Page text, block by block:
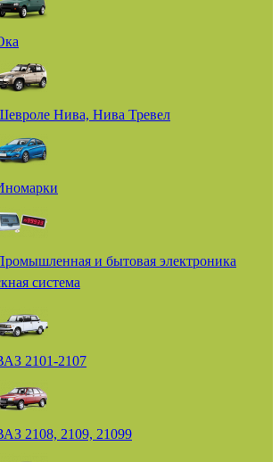
Нива, Нива Тревел
и бытовая электроника
система
2101-2107
2108, 2109, 21099